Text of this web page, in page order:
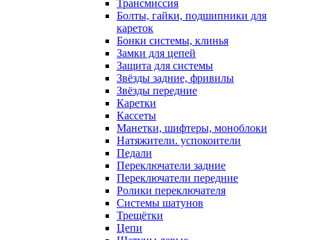
Трансмиссия
Болты, гайки, подшипники для
кареток
Бонки системы, клинья
Замки для цепей
Защита для системы
Звёзды задние, фривилы
Звёзды передние
Каретки
Кассеты
Манетки, шифтеры, моноблоки
Натяжители. успокоители
Педали
Переключатели задние
Переключатели передние
Ролики переключателя
Системы шатунов
Трещётки
Цепи